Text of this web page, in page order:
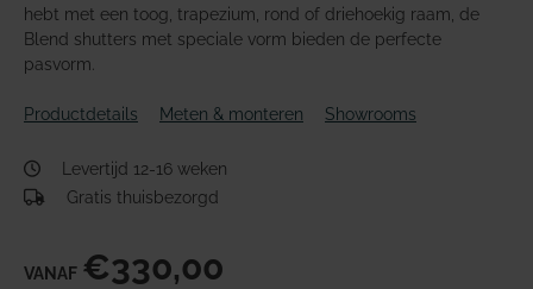
hebt met een toog, trapezium, rond of driehoekig raam, de
Blend shutters met speciale vorm bieden de perfecte
pasvorm.
Productdetails Meten & monteren Showrooms
Levertijd 12-16 weken
Gratis thuisbezorgd
VANAF €330,00